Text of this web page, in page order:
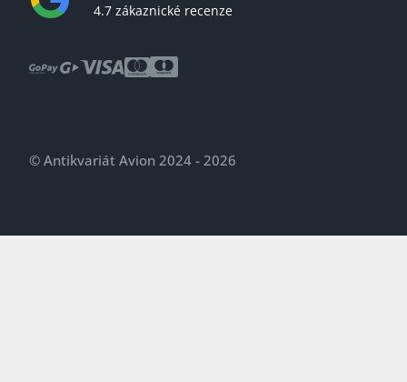
4.7 zákaznické recenze
© Antikvariát Avion 2024 - 2026